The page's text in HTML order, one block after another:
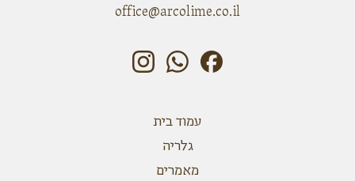
עמוד בית
גלריה
מאמרים
office@arcolime.co.il